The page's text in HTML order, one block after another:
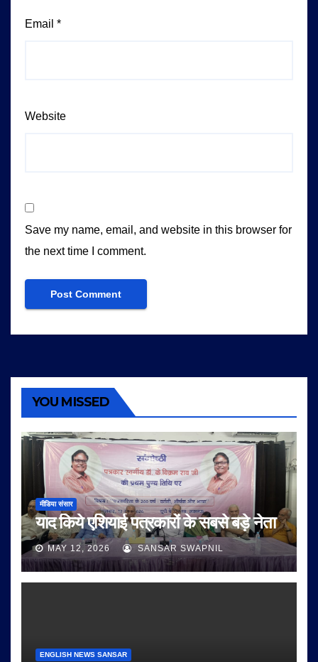
Email *
Website
Save my name, email, and website in this browser for
the next time I comment.
YOU MISSED
मीडिया संसार
याद किये एशियाई पत्रकारों के सबसे बड़े नेता
MAY 12, 2026 SANSAR SWAPNIL
ENGLISH NEWS SANSAR